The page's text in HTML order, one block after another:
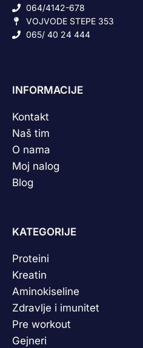
064/4142-678
VOJVODE STEPE 353
065/ 40 24 444
INFORMACIJE
Kontakt
Naš tim
O nama
Moj nalog
Blog
KATEGORIJE
Proteini
Kreatin
Aminokiseline
Zdravlje i imunitet
Pre workout
Gejneri